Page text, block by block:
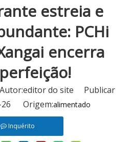
estreia e
PCHi
encerra
do site Publicar
26 Origem:alimentado
Inquérito